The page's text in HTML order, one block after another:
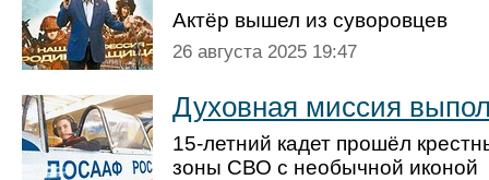
Актёр вышел из суворовцев
26 августа 2025 19:47
Духовная миссия
15-летний кадет прошёл
зоны СВО с необычной иконой